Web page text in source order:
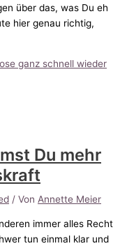
über das, was Du eh
hier genau richtig,
ganz schnell wieder
Du mehr
/ Von Annette Meier
immer alles Recht
tun einmal klar und